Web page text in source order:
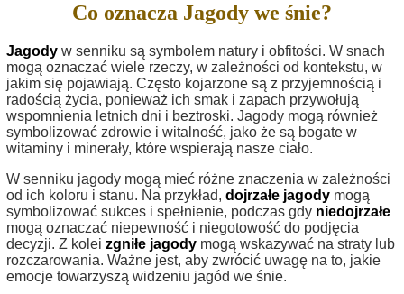
Co oznacza Jagody we śnie?
Jagody w senniku są symbolem natury i obfitości. W snach
mogą oznaczać wiele rzeczy, w zależności od kontekstu, w
jakim się pojawiają. Często kojarzone są z przyjemnością i
radością życia, ponieważ ich smak i zapach przywołują
wspomnienia letnich dni i beztroski. Jagody mogą również
symbolizować zdrowie i witalność, jako że są bogate w
witaminy i minerały, które wspierają nasze ciało.
W senniku jagody mogą mieć różne znaczenia w zależności
od ich koloru i stanu. Na przykład, dojrzałe jagody mogą
symbolizować sukces i spełnienie, podczas gdy niedojrzałe
mogą oznaczać niepewność i niegotowość do podjęcia
decyzji. Z kolei zgniłe jagody mogą wskazywać na straty lub
rozczarowania. Ważne jest, aby zwrócić uwagę na to, jakie
emocje towarzyszą widzeniu jagód we śnie.